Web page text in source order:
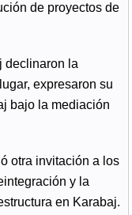
de proyectos de
declinaron la
expresaron su
bajo la mediación
otra invitación a los
y la
en Karabaj.